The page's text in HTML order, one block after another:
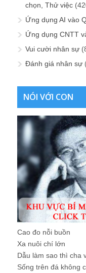
chọn, Thử việc
Ứng dụng AI vào
Ứng dụng CNTT
Vui cười nhân sự
Đánh giá nhân sự
NÓI VỚI CON
Cao đo nỗi buồn
Xa nuôi chí lớn
Dẫu làm sao thì cha
Sống trên đá không